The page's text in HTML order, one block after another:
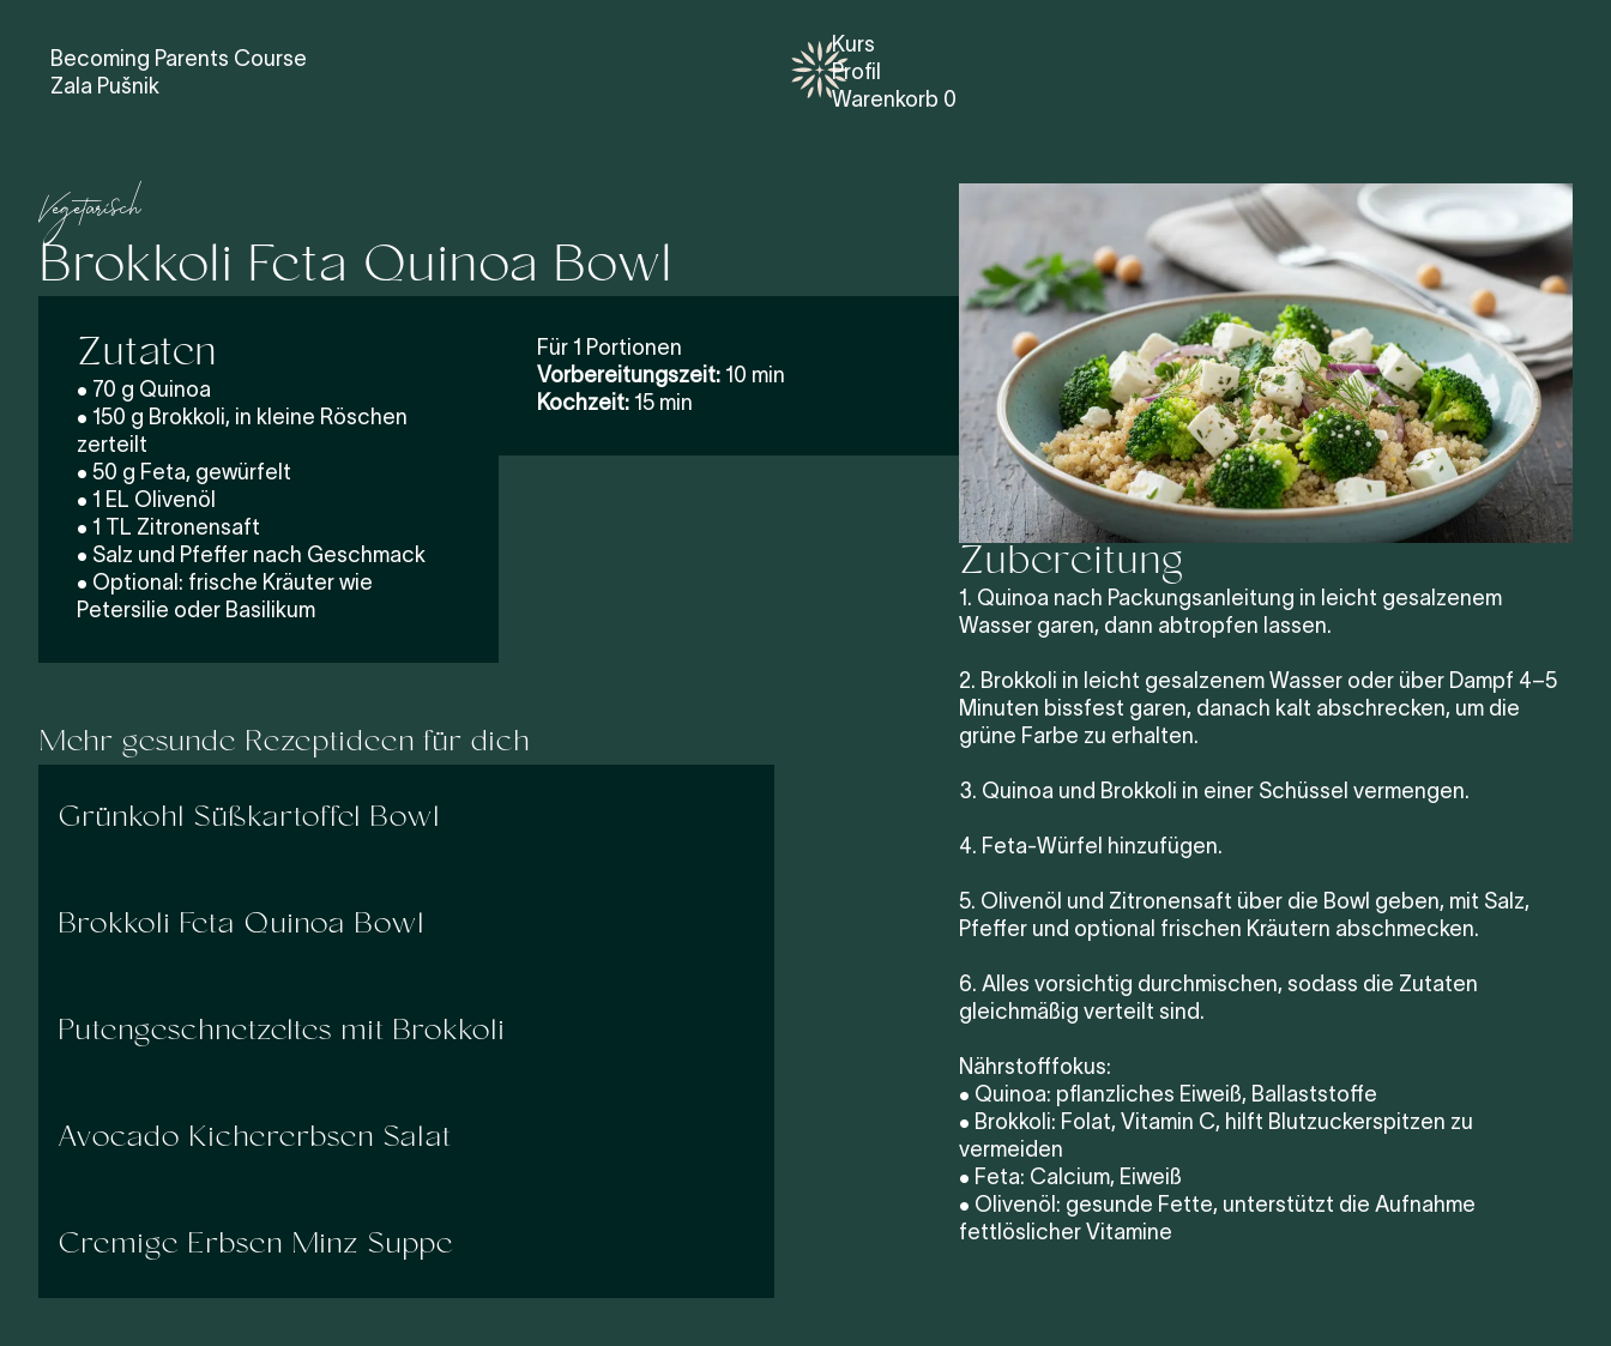
Becoming Parents Course
Zala Pušnik
Kurs
Profil
Warenkorb 0
Vegetarisch
Brokkoli Feta Quinoa Bowl
Zutaten
• 70 g Quinoa
• 150 g Brokkoli, in kleine Röschen
zerteilt
• 50 g Feta, gewürfelt
• 1 EL Olivenöl
• 1 TL Zitronensaft
• Salz und Pfeffer nach Geschmack
• Optional: frische Kräuter wie
Petersilie oder Basilikum
Für 1 Portionen
Vorbereitungszeit: 10 min
Kochzeit: 15 min
Mehr gesunde Rezeptideen für dich
Grünkohl Süßkartoffel Bowl
Brokkoli Feta Quinoa Bowl
Putengeschnetzeltes mit Brokkoli
Avocado Kichererbsen Salat
Cremige Erbsen Minz Suppe
Zubereitung
1. Quinoa nach Packungsanleitung in leicht gesalzenem
Wasser garen, dann abtropfen lassen.
2. Brokkoli in leicht gesalzenem Wasser oder über Dampf 4–5
Minuten bissfest garen, danach kalt abschrecken, um die
grüne Farbe zu erhalten.
3. Quinoa und Brokkoli in einer Schüssel vermengen.
4. Feta-Würfel hinzufügen.
5. Olivenöl und Zitronensaft über die Bowl geben, mit Salz,
Pfeffer und optional frischen Kräutern abschmecken.
6. Alles vorsichtig durchmischen, sodass die Zutaten
gleichmäßig verteilt sind.
Nährstofffokus:
• Quinoa: pflanzliches Eiweiß, Ballaststoffe
• Brokkoli: Folat, Vitamin C, hilft Blutzuckerspitzen zu
vermeiden
• Feta: Calcium, Eiweiß
• Olivenöl: gesunde Fette, unterstützt die Aufnahme
fettlöslicher Vitamine